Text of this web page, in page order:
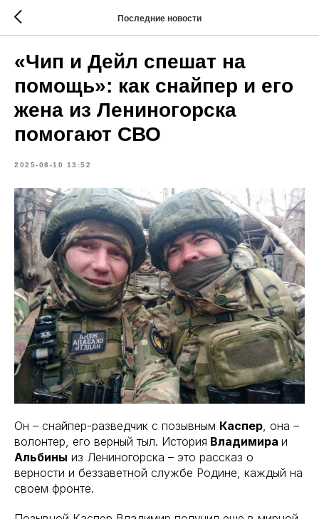
Последние новости
«Чип и Дейл спешат на
помощь»: как снайпер и его
жена из Лениногорска
помогают СВО
2025-08-10 13:52
Он – снайпер-разведчик с позывным Каспер , она –
волонтер, его верный тыл. История Владимира и
Альбины из Лениногорска – это рассказ о
верности и беззаветной службе Родине, каждый на
своем фронте.